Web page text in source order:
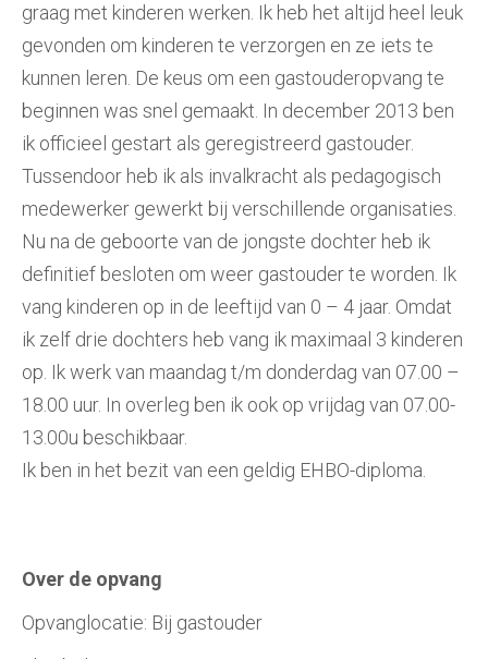
graag met kinderen werken. Ik heb het altijd heel leuk
gevonden om kinderen te verzorgen en ze iets te
kunnen leren. De keus om een gastouderopvang te
beginnen was snel gemaakt. In december 2013 ben
ik officieel gestart als geregistreerd gastouder.
Tussendoor heb ik als invalkracht als pedagogisch
medewerker gewerkt bij verschillende organisaties.
Nu na de geboorte van de jongste dochter heb ik
definitief besloten om weer gastouder te worden. Ik
vang kinderen op in de leeftijd van 0 – 4 jaar. Omdat
ik zelf drie dochters heb vang ik maximaal 3 kinderen
op. Ik werk van maandag t/m donderdag van 07.00 –
18.00 uur. In overleg ben ik ook op vrijdag van 07.00-
13.00u beschikbaar.
Ik ben in het bezit van een geldig EHBO-diploma.
Over de opvang
Opvanglocatie: Bij gastouder